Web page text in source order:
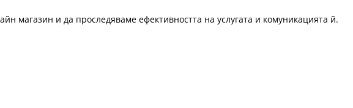
магазин и да проследяваме ефективността на услугата и комуникацията й.